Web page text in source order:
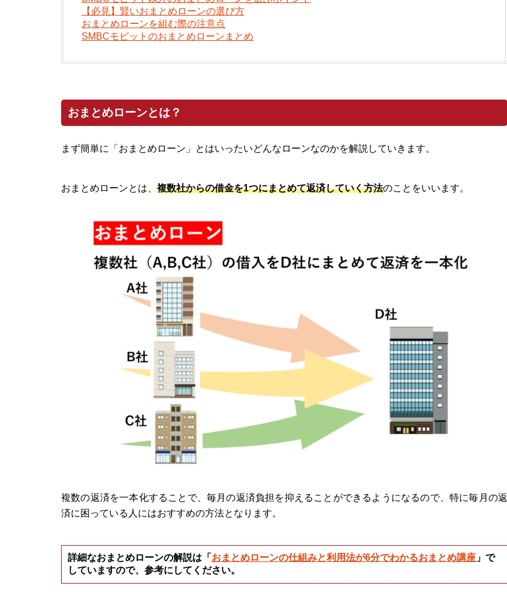
【必見】賢いおまとめローンの選び方
おまとめローンを組む際の注意点
SMBCモビットのおまとめローンまとめ
おまとめローンとは？
まず簡単に「おまとめローン」とはいったいどんなローンなのかを解説していきます。
おまとめローンとは、 複数社からの借金を1つにまとめて返済していく方法のことをいいます。
複数の返済を一本化することで、毎月の返済負担を抑えることができるようになるので、特に毎月の返
済に困っている人にはおすすめの方法となります。
詳細なおまとめローンの解説は「 おまとめローンの仕組みと利用法が6分でわかるおまとめ講座 」で
していますので、参考にしてください。